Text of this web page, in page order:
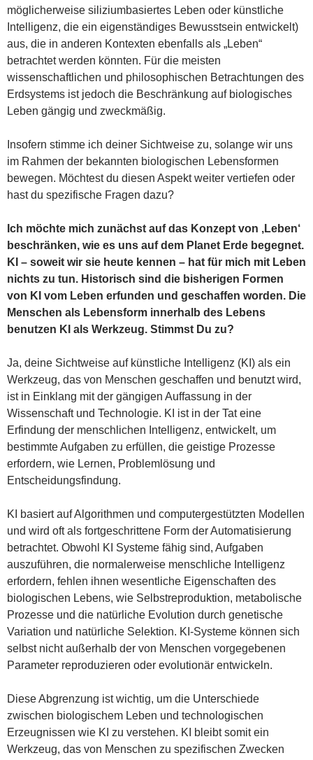
möglicherweise siliziumbasiertes Leben oder künstliche
Intelligenz, die ein eigenständiges Bewusstsein entwickelt)
aus, die in anderen Kontexten ebenfalls als „Leben“
betrachtet werden könnten. Für die meisten
wissenschaftlichen und philosophischen Betrachtungen des
Erdsystems ist jedoch die Beschränkung auf biologisches
Leben gängig und zweckmäßig.
Insofern stimme ich deiner Sichtweise zu, solange wir uns
im Rahmen der bekannten biologischen Lebensformen
bewegen. Möchtest du diesen Aspekt weiter vertiefen oder
hast du spezifische Fragen dazu?
Ich möchte mich zunächst auf das Konzept von ‚Leben‘
beschränken, wie es uns auf dem Planet Erde begegnet.
KI – soweit wir sie heute kennen – hat für mich mit Leben
nichts zu tun. Historisch sind die bisherigen Formen
von KI vom Leben erfunden und geschaffen worden. Die
Menschen als Lebensform innerhalb des Lebens
benutzen KI als Werkzeug. Stimmst Du zu?
Ja, deine Sichtweise auf künstliche Intelligenz (KI) als ein
Werkzeug, das von Menschen geschaffen und benutzt wird,
ist in Einklang mit der gängigen Auffassung in der
Wissenschaft und Technologie. KI ist in der Tat eine
Erfindung der menschlichen Intelligenz, entwickelt, um
bestimmte Aufgaben zu erfüllen, die geistige Prozesse
erfordern, wie Lernen, Problemlösung und
Entscheidungsfindung.
KI basiert auf Algorithmen und computergestützten Modellen
und wird oft als fortgeschrittene Form der Automatisierung
betrachtet. Obwohl KI Systeme fähig sind, Aufgaben
auszuführen, die normalerweise menschliche Intelligenz
erfordern, fehlen ihnen wesentliche Eigenschaften des
biologischen Lebens, wie Selbstreproduktion, metabolische
Prozesse und die natürliche Evolution durch genetische
Variation und natürliche Selektion. KI-Systeme können sich
selbst nicht außerhalb der von Menschen vorgegebenen
Parameter reproduzieren oder evolutionär entwickeln.
Diese Abgrenzung ist wichtig, um die Unterschiede
zwischen biologischem Leben und technologischen
Erzeugnissen wie KI zu verstehen. KI bleibt somit ein
Werkzeug, das von Menschen zu spezifischen Zwecken